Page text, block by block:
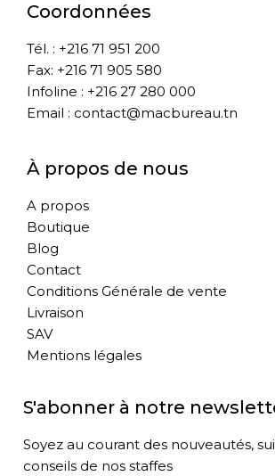
Coordonnées
Tél. : +216 71 951 200
Fax: +216 71 905 580
Infoline : +216 27 280 000
Email : contact@macbureau.tn
À propos de nous
A propos
Boutique
Blog
Contact
Conditions Générale de vente
Livraison
SAV
Mentions légales
S'abonner à notre
Soyez au courant des nouveautés,
conseils de nos staffes